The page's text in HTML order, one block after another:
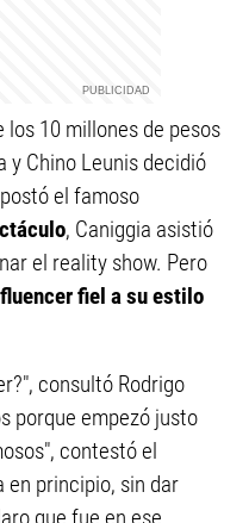
los 10 millones de pesos
y Chino Leunis decidió
el famoso
, Caniggia asistió
el reality show. Pero
fiel a su estilo
consultó Rodrigo
porque empezó justo
contestó el
en principio, sin dar